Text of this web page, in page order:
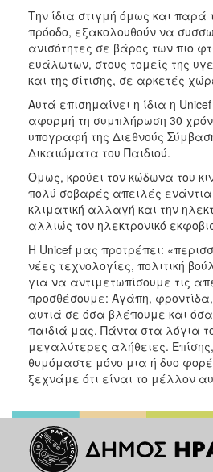
Την ίδια στιγμή όμως και παρά
πρόοδο, εξακολουθούν να
ανισότητες σε βάρος των πιο
ευάλωτων, στους τομείς της
και της σίτισης, σε αρκετές
Αυτά επισημαίνει η ίδια η
αφορμή τη συμπλήρωση 30
υπογραφή της Διεθνούς
Δικαιώματα του Παιδιού.
Όμως, κρούει τον κώδωνα του
πολύ σοβαρές απειλές
κλιματική αλλαγή και την
αλλιώς τον ηλεκτρονικό
Η Unicef μας προτρέπει:
νέες τεχνολογίες, πολιτική
για να αντιμετωπίσουμε τις
προσθέσουμε: Αγάπη,
αυτιά σε όσα βλέπουμε και
παιδιά μας. Πάντα στα λόγια
μεγαλύτερες αλήθειες.
θυμόμαστε μόνο μια ή δυο
ξεχνάμε ότι είναι το μέλλον